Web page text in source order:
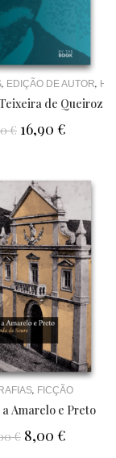
, EDIÇÃO DE AUTOR,
de Queiroz
€ 16,90 €
, FICÇÃO
Amarelo e Preto
€ 8,00 €